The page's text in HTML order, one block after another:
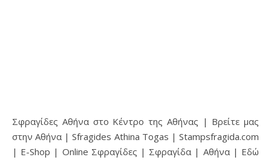
Σφραγίδες Αθήνα στο Κέντρο της Αθήνας | Βρείτε μας
στην Αθήνα | Sfragides Athina Togas | Stampsfragida.com
| E-Shop | Online Σφραγίδες | Σφραγίδα | Αθήνα | Εδώ